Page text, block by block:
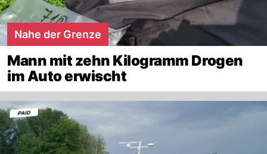
Nahe der Grenze
Mann mit zehn Kilogramm Drogen
im Auto erwischt